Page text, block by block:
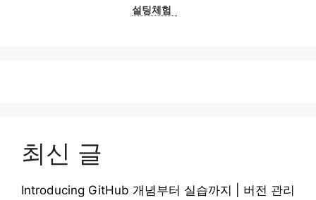
설팅체험
최신 글
Introducing GitHub 개념부터 실습까지 | 버전 관리